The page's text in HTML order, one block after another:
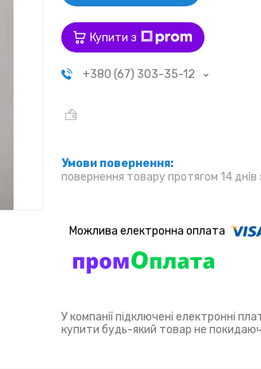
Купити з
+380 (67) 303-35-12
повернення товару протягом 14 днів
У компанії підключені електронні
купити будь-який товар не